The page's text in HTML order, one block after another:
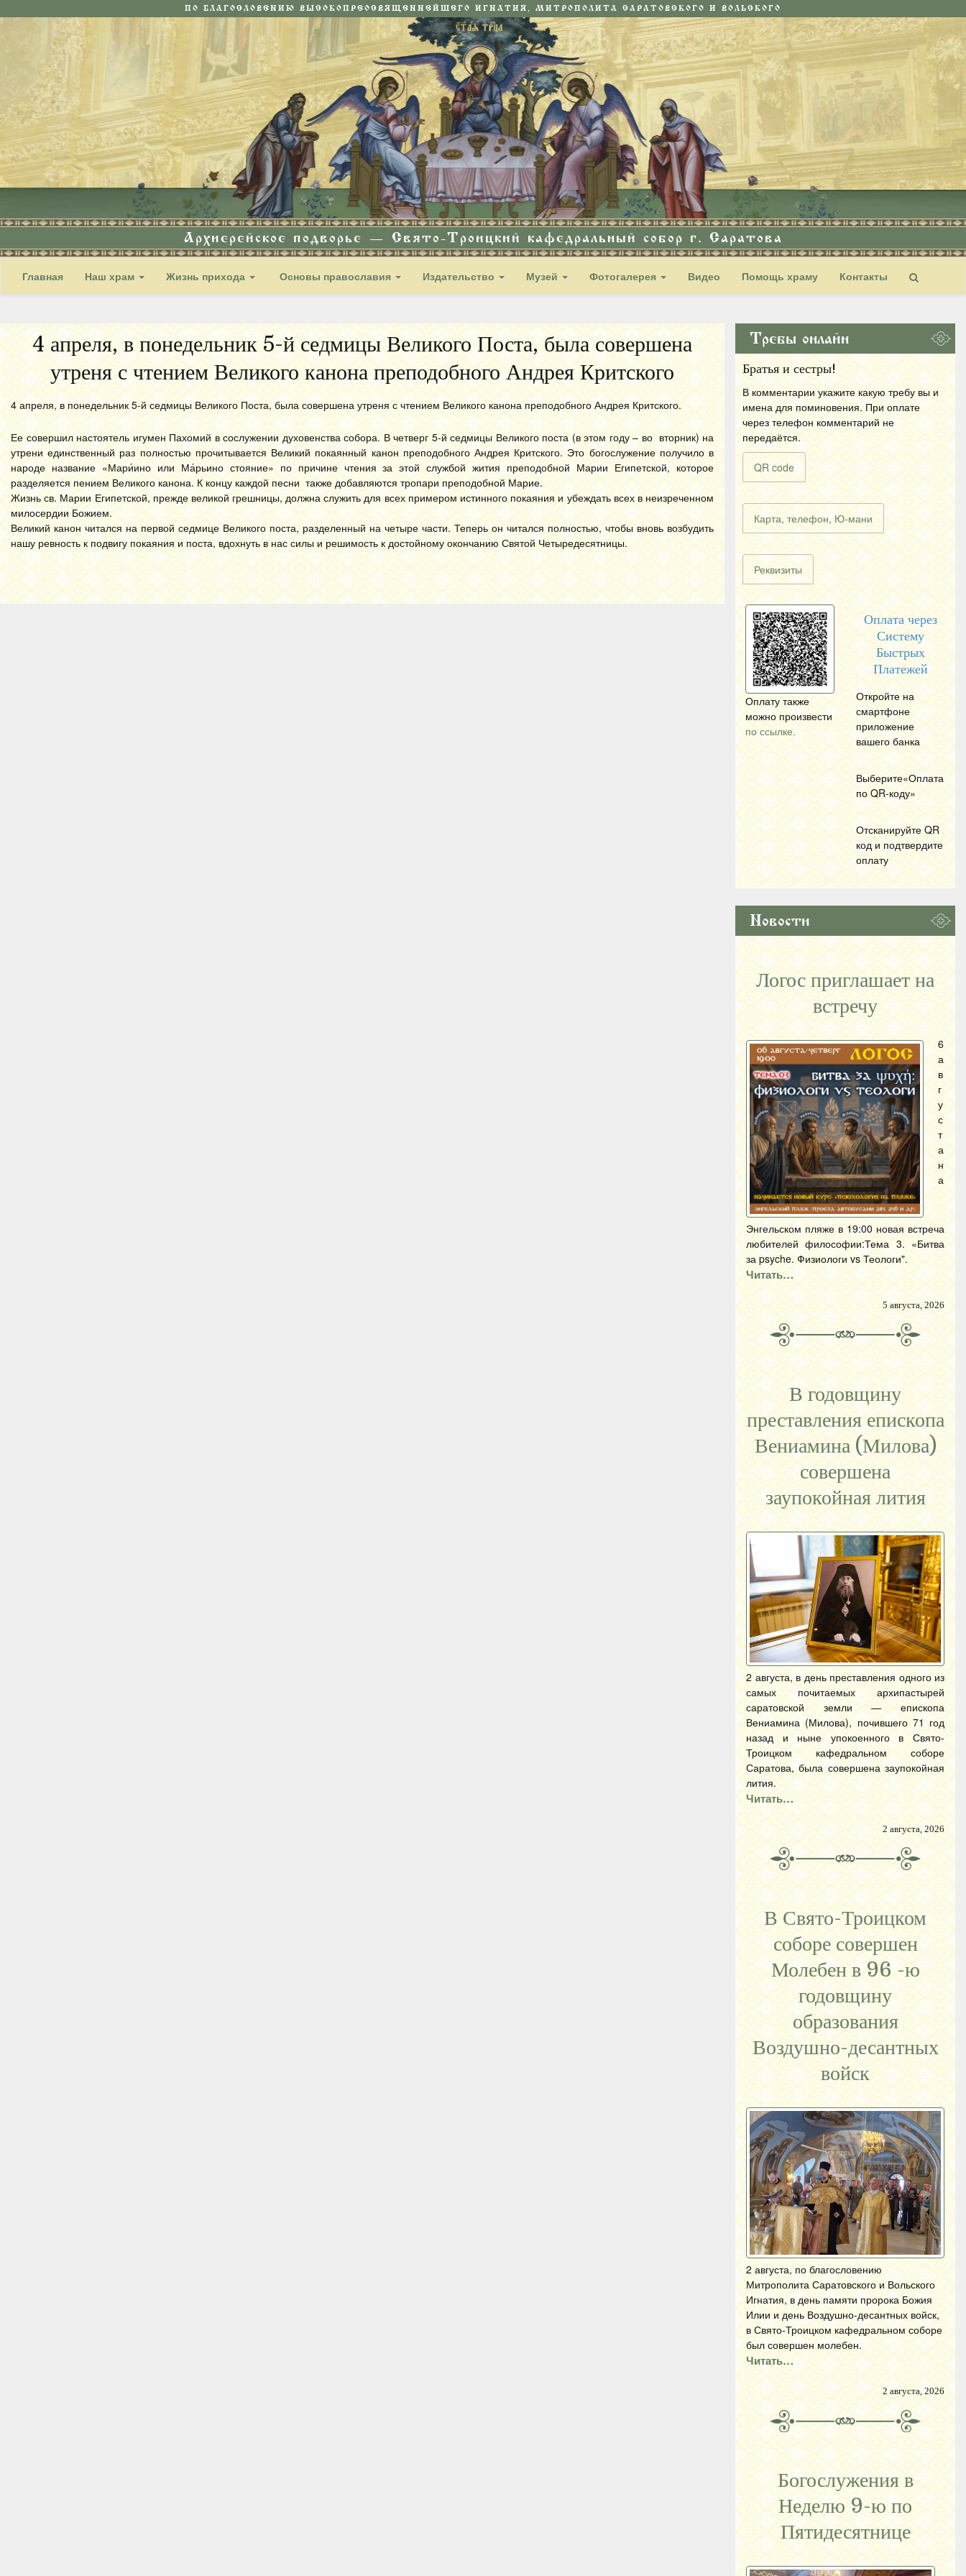
ПО БЛАГОСЛОВЕНИЮ ВЫСОКОПРЕОСВЯЩЕННЕЙШЕГО ИГНАТИЯ, МИТРОПОЛИТА САРАТОВСКОГО И ВОЛЬСКОГО
Архиерейское подворье — Свято-Троицкий кафедральный собор г. Саратова
Главная Наш храм Жизнь прихода Основы православия Издательство Музей Фотогалерея Видео Помощь храму Контакты
4 апреля, в понедельник 5-й седмицы Великого Поста, была совершена
утреня с чтением Великого канона преподобного Андрея Критского
4 апреля, в понедельник 5-й седмицы Великого Поста, была совершена утреня с чтением Великого канона преподобного Андрея Критского.
Ее совершил настоятель игумен Пахомий в сослужении духовенства собора. В четверг 5-й седмицы Великого поста (в этом году – во вторник) на
утрени единственный раз полностью прочитывается Великий покаянный канон преподобного Андрея Критского. Это богослужение получило в
народе название «Мари́ино или Ма́рьино стояние» по причине чтения за этой службой жития преподобной Марии Египетской, которое
разделяется пением Великого канона. К концу каждой песни также добавляются тропари преподобной Марие.
Жизнь св. Марии Египетской, прежде великой грешницы, должна служить для всех примером истинного покаяния и убеждать всех в неизреченном
милосердии Божием.
Великий канон читался на первой седмице Великого поста, разделенный на четыре части. Теперь он читался полностью, чтобы вновь возбудить
нашу ревность к подвигу покаяния и поста, вдохнуть в нас силы и решимость к достойному окончанию Святой Четыредесятницы.
Требы онлайн
Братья и сестры!
В комментарии укажите какую требу вы и
имена для поминовения. При оплате
через телефон комментарий не
передаётся.
QR code
Карта, телефон, Ю-мани
Реквизиты
Оплату также
можно произвести
по ссылке.
Оплата через
Систему
Быстрых
Платежей
Откройте на
смартфоне
приложение
вашего банка
Выберите«Оплата
по QR-коду»
Отсканируйте QR
код и подтвердите
оплату
Новости
Логос приглашает на
встречу
6
а
в
г
у
с
т
а
н
а
Энгельском пляже в 19:00 новая встреча
любителей философии:Тема 3. «Битва
за psyche. Физиологи vs Теологи".
Читать…
5 августа, 2026
В годовщину
преставления епископа
Вениамина (Милова)
совершена
заупокойная лития
2 августа, в день преставления одного из
самых почитаемых архипастырей
саратовской земли — епископа
Вениамина (Милова), почившего 71 год
назад и ныне упокоенного в Свято-
Троицком кафедральном соборе
Саратова, была совершена заупокойная
лития.
Читать…
2 августа, 2026
В Свято-Троицком
соборе совершен
Молебен в 96 -ю
годовщину
образования
Воздушно-десантных
войск
2 августа, по благословению
Митрополита Саратовского и Вольского
Игнатия, в день памяти пророка Божия
Илии и день Воздушно-десантных войск,
в Свято-Троицком кафедральном соборе
был совершен молебен.
Читать…
2 августа, 2026
Богослужения в
Неделю 9-ю по
Пятидесятнице